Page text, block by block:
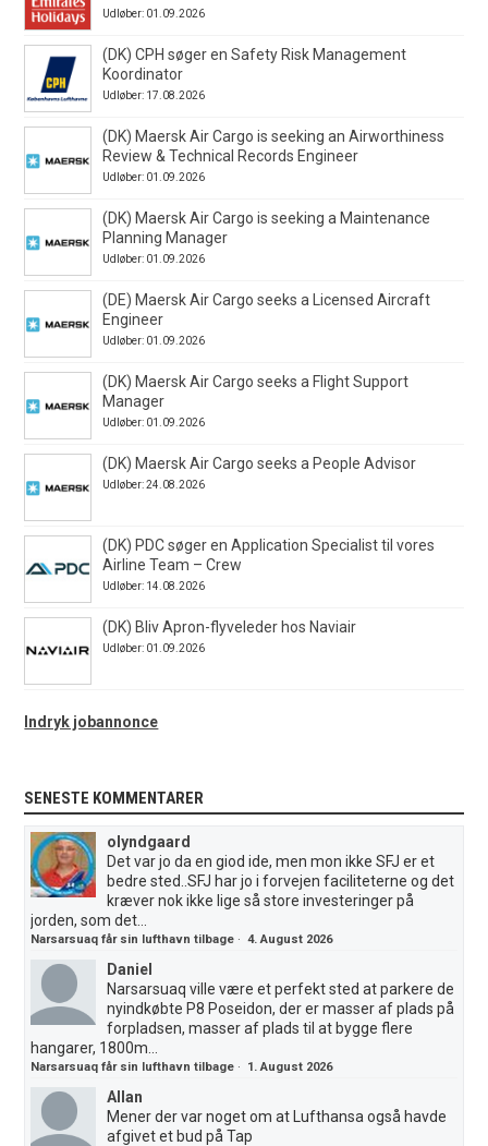
Udløber: 01.09.2026
(DK) CPH søger en Safety Risk Management
Koordinator
Udløber: 17.08.2026
(DK) Maersk Air Cargo is seeking an Airworthiness
Review & Technical Records Engineer
Udløber: 01.09.2026
(DK) Maersk Air Cargo is seeking a Maintenance
Planning Manager
Udløber: 01.09.2026
(DE) Maersk Air Cargo seeks a Licensed Aircraft
Engineer
Udløber: 01.09.2026
(DK) Maersk Air Cargo seeks a Flight Support
Manager
Udløber: 01.09.2026
(DK) Maersk Air Cargo seeks a People Advisor
Udløber: 24.08.2026
(DK) PDC søger en Application Specialist til vores
Airline Team – Crew
Udløber: 14.08.2026
(DK) Bliv Apron-flyveleder hos Naviair
Udløber: 01.09.2026
Indryk jobannonce
SENESTE KOMMENTARER
olyndgaard
Det var jo da en giod ide, men mon ikke SFJ er et
bedre sted..SFJ har jo i forvejen faciliteterne og det
kræver nok ikke lige så store investeringer på
jorden, som det...
Narsarsuaq får sin lufthavn tilbage ·4. August 2026
Daniel
Narsarsuaq ville være et perfekt sted at parkere de
nyindkøbte P8 Poseidon, der er masser af plads på
forpladsen, masser af plads til at bygge flere
hangarer, 1800m...
Narsarsuaq får sin lufthavn tilbage · 1. August 2026
Allan
Mener der var noget om at Lufthansa også havde
afgivet et bud på Tap